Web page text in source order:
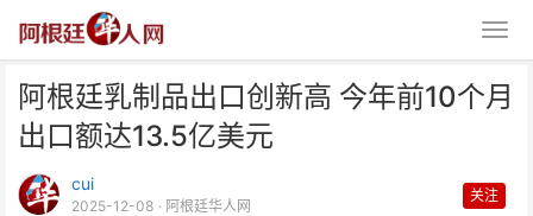
阿根廷乳制品出口创新高 今年前10个月
出口额达13.5亿美元
cui
2025-12-08 · 阿根廷华人网
关注